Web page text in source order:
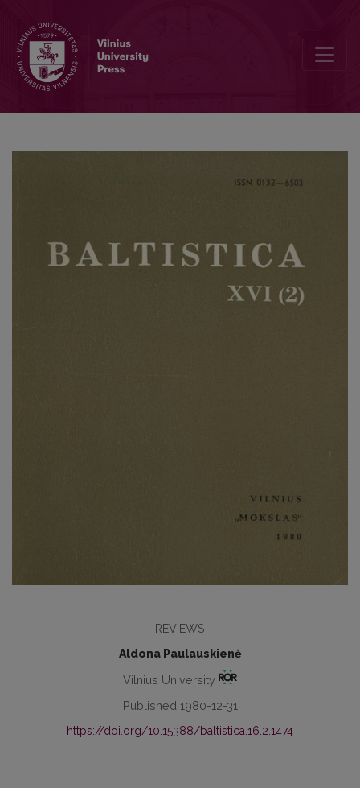
REVIEWS
Aldona Paulauskienė
Vilnius University
Published 1980-12-31
https://doi.org/10.15388/baltistica.16.2.1474